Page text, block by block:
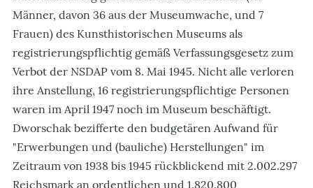
Männer, davon 36 aus der Museumwache, und 7
Frauen) des Kunsthistorischen Museums als
registrierungspflichtig gemäß Verfassungsgesetz zum
Verbot der NSDAP vom 8. Mai 1945. Nicht alle verloren
ihre Anstellung, 16 registrierungspflichtige Personen
waren im April 1947 noch im Museum beschäftigt.
Dworschak bezifferte den budgetären Aufwand für
"Erwerbungen und (bauliche) Herstellungen" im
Zeitraum von 1938 bis 1945 rückblickend mit 2.002.297
Reichsmark an ordentlichen und 1.820.800